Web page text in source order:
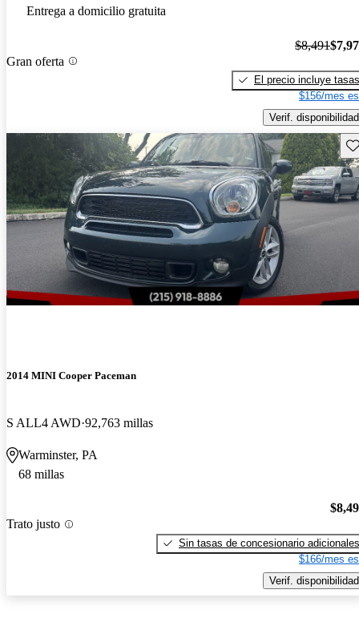
Entrega a domicilio gratuita
Gran oferta
$8,491
El precio incluye tasas
$156/mes
Verif. disponibilidad
2014 MINI Cooper Paceman
S ALL4 AWD 92,763 millas
Warminster, PA
68 millas
Trato justo
Sin tasas de concesionario adicionales
$166/mes
Verif. disponibilidad